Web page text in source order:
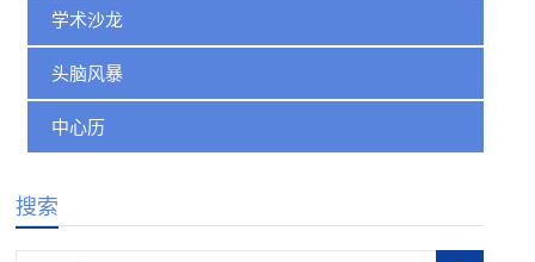
学术沙龙
头脑风暴
中心历
搜索